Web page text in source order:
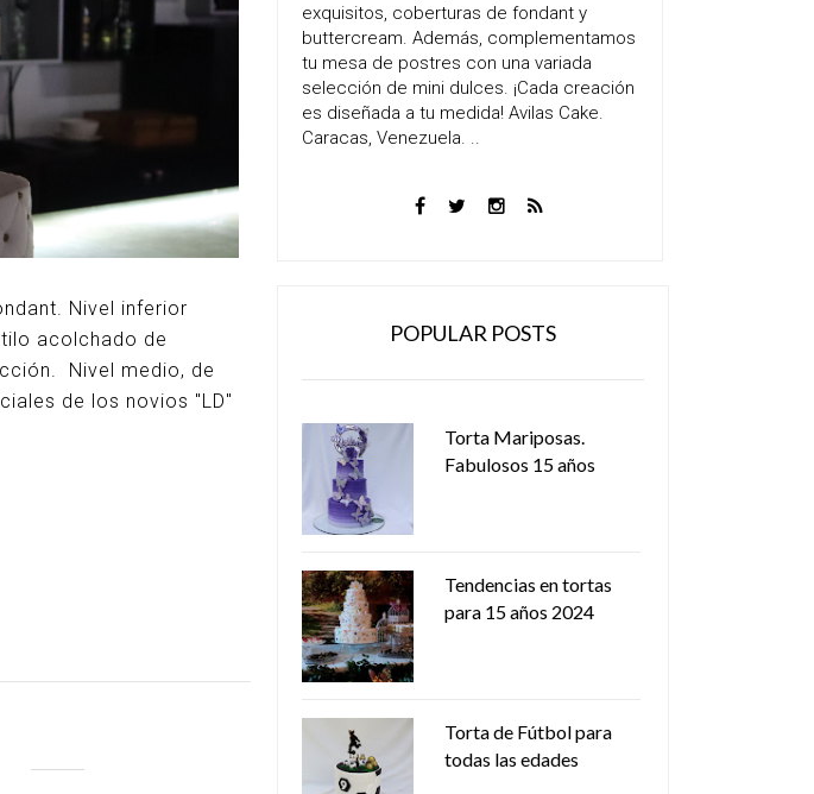
Nivel inferior
acolchado de
Nivel medio, de
de los novios "LD"
exquisitos, coberturas de fondant y
buttercream. Además, complementamos
tu mesa de postres con una variada
selección de mini dulces. ¡Cada creación
es diseñada a tu medida! Avilas Cake.
Caracas, Venezuela. ..
POPULAR POSTS
Torta Mariposas.
Fabulosos 15 años
Tendencias en tortas
para 15 años 2024
Torta de Fútbol para
todas las edades